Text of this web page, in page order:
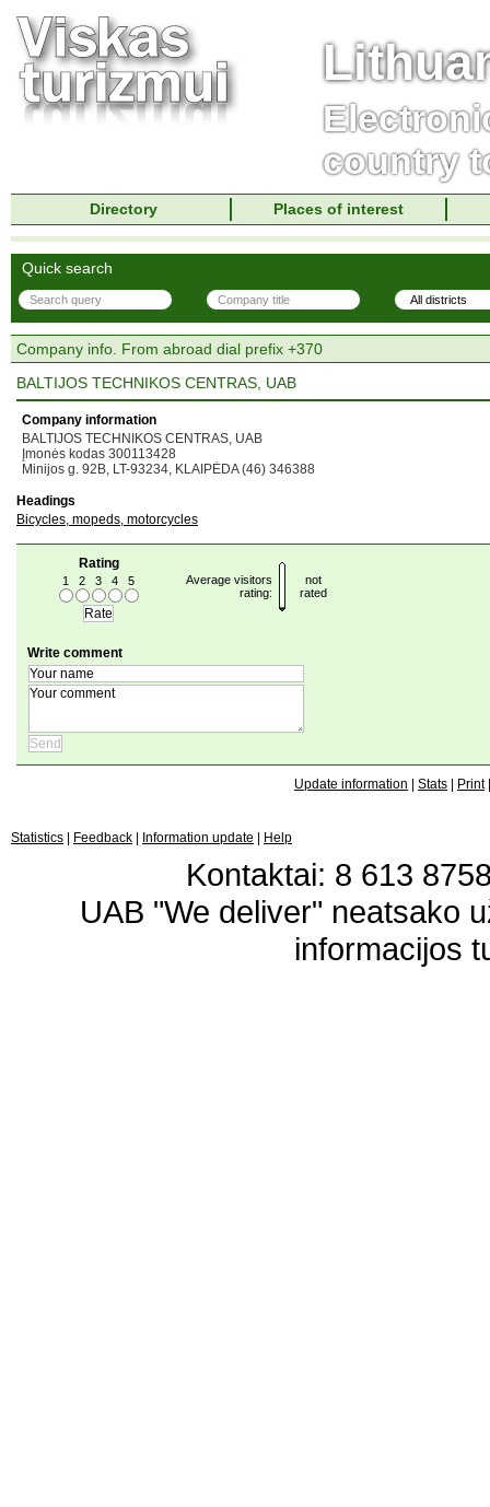
country
Directory Places of interest
Quick search
Company info. From abroad dial prefix +370
BALTIJOS TECHNIKOS CENTRAS, UAB
Company information
BALTIJOS TECHNIKOS CENTRAS, UAB
Įmonės kodas 300113428
Minijos g. 92B, LT-93234, KLAIPĖDA (46) 346388
Headings
Bicycles, mopeds, motorcycles
Rating
1 2 3 4 5
Average visitors
rating:
not
rated
Write comment
Update information Stats Print
Statistics Feedback Information update Help
Kontaktai: 8 613
UAB "We deliver" neatsako
informacijos